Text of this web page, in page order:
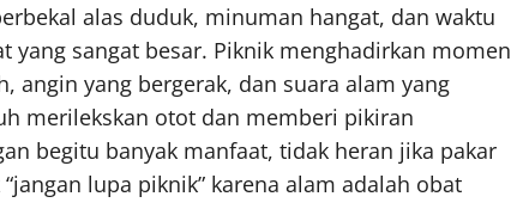
alas duduk, minuman hangat, dan waktu
yang sangat besar. Piknik menghadirkan momen
angin yang bergerak, dan suara alam yang
merilekskan otot dan memberi pikiran
begitu banyak manfaat, tidak heran jika pakar
lupa piknik” karena alam adalah obat